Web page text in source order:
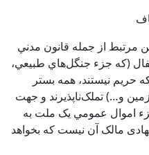
مرتبط از جمله قانون مدني
(که جزء جنگل‌هاي طبيعي،
حريم نيستند، همه بستر
زمين و…) تملک‌ناپذيرند و جهت
اموال عمومي يک ملت به
مالک آن نيست که بخواهد